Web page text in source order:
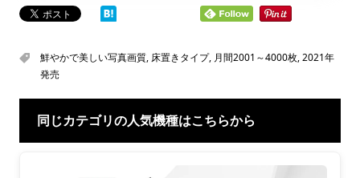
鮮やかで美しい写真画質, 床置きタイプ, 月間2001～4000枚,2021年
発売
同じカテゴリの人気機種はこちらから